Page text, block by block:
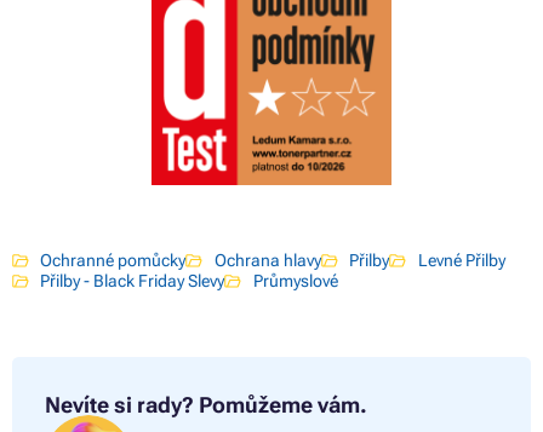
Ochranné pomůcky Ochrana hlavy Přilby
Levné Přilby
Přilby - Black Friday Slevy
Průmyslové
Nevíte si rady? Pomůžeme vám.